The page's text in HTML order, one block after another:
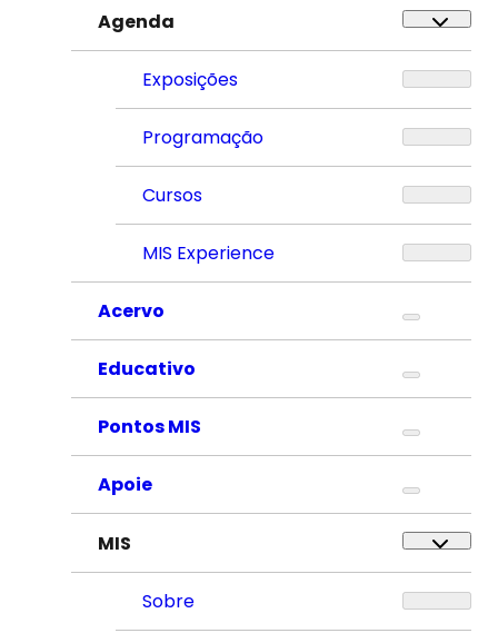
Agenda
Exposições
Programação
Cursos
MIS Experience
Acervo
Educativo
Pontos MIS
Apoie
MIS
Sobre